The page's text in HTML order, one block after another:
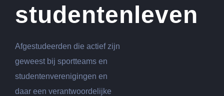
studentenleven
Afgestudeerden die actief zijn
geweest bij sportteams en
studentenverenigingen en
daar een verantwoordelijke